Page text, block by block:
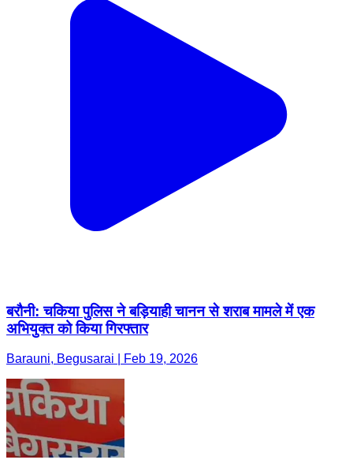
बरौनी: चकिया पुलिस ने बड़ियाही चानन से शराब मामले में एक
अभियुक्त को किया गिरफ्तार
Barauni, Begusarai | Feb 19, 2026